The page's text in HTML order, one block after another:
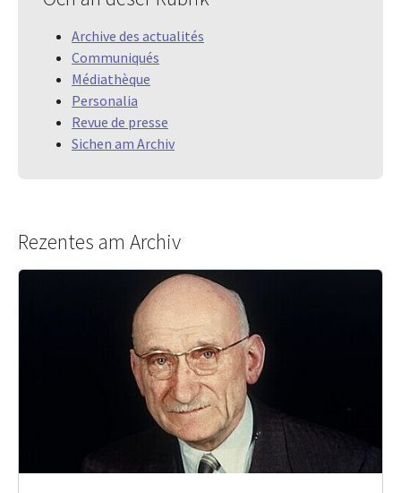
Archive des actualités
Communiqués
Médiathèque
Personalia
Revue de presse
Sichen am Archiv
Rezentes am Archiv